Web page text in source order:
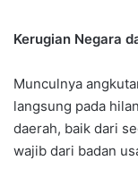
Kerugian Negara
Munculnya
langsung pada
daerah, baik dari
wajib dari badan